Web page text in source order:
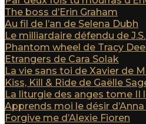
The boss d’Erin Graham
Au fil de l’an de Selena Dubh
Le milliardaire défendu de
Phantom wheel de Tracy
Etrangers de Cara Solak
La vie sans toi de Xavier de
Kiss, Kill & Ride de Gaëlle
La liturgie des anges tome II
Apprends moi le désir
Forgive me d’Alexie Fioren